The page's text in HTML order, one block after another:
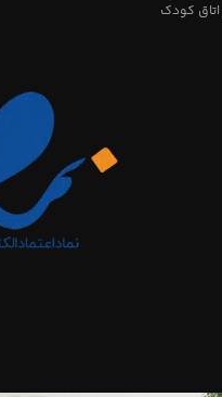
اتاق کودک